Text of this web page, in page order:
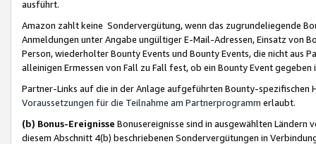
ausführt.
Amazon zahlt keine Sondervergütung, wenn das zugrundeliegende
Anmeldungen unter Angabe ungültiger E-Mail-Adressen, Einsatz von
Person, wiederholter Bounty Events und Bounty Events, die nicht
alleinigen Ermessen von Fall zu Fall fest, ob ein Bounty Event
Partner-Links auf die in der Anlage aufgeführten Bounty-spezifischen
Voraussetzungen für die Teilnahme am Partnerprogramm erlaubt.
(b) Bonus-Ereignisse Bonusereignisse sind in ausgewählten Ländern
diesem Abschnitt 4(b) beschriebenen Sondervergütungen in